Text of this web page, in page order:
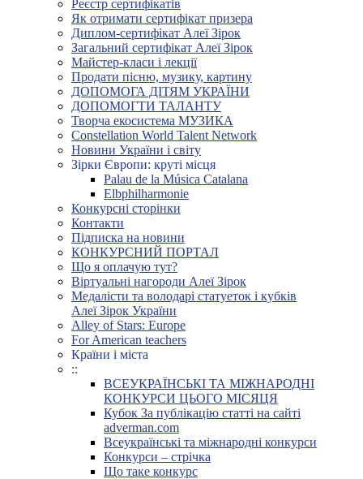
Реєстр сертифікатів
Як отримати сертифікат призера
Диплом-сертифікат Алеї Зірок
Загальний сертифікат Алеї Зірок
Майстер-класи і лекції
Продати пісню, музику, картину
ДОПОМОГА ДІТЯМ УКРАЇНИ
ДОПОМОГТИ ТАЛАНТУ
Творча екосистема МУЗИКА
Constellation World Talent Network
Новини України і світу
Зірки Європи: круті місця
Palau de la Música Catalana
Elbphilharmonie
Конкурсні сторінки
Контакти
Підписка на новини
КОНКУРСНИЙ ПОРТАЛ
Що я оплачую тут?
Віртуальні нагороди Алеї Зірок
Медалісти та володарі статуеток і кубків
Алеї Зірок України
Alley of Stars: Europe
For American teachers
Країни і міста
::
ВСЕУКРАЇНСЬКІ ТА МІЖНАРОДНІ
КОНКУРСИ ЦЬОГО МІСЯЦЯ
Кубок За публікацію статті на сайті
adverman.com
Всеукраїнські та міжнародні конкурси
Конкурси – стрічка
Що таке конкурс